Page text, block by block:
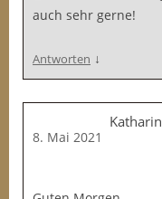
auch sehr gerne!
Antworten ↓
8. Mai 2021